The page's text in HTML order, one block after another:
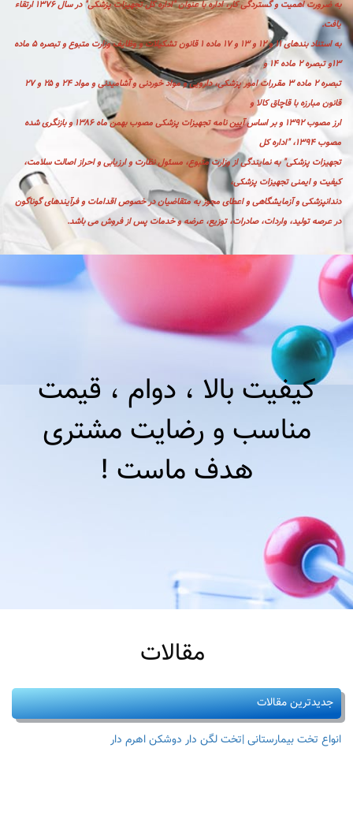
به ضرورت اهمیت و گستردگی کار، اداره با عنوان "اداره کل تجهیزات پزشکی" در سال ۱۳۷۶ ارتقاء
یافت.
به استناد بندهای ۱۱ و ۱۲ و ۱۳ و ۱۷ ماده ۱ قانون تشکیلات و وظایف وزارت متبوع و تبصره ۵ ماده
۱۳و تبصره ۲ ماده ۱۴ و
تبصره ۲ ماده ۳ مقررات امور پزشکی، دارویی و مواد خوردنی و آشامیدنی و مواد ۲۴ و ۲۵ و ۲۷
قانون مبارزه با قاچاق کالا و
ارز مصوب ۱۳۹۲ و بر اساس آیین نامه تجهیزات پزشکی مصوب بهمن ماه ۱۳۸۶ و بازنگری شده
مصوب ۱۳۹۴، "اداره کل
تجهیزات پزشکی" به نمایندگی از وزارت متبوع، مسئول نظارت و ارزیابی و احراز اصالت سلامت،
کیفیت و ایمنی تجهیزات پزشکی،
دندانپزشکی و آزمایشگاهی و اعطای مجوز به متقاضیان در خصوص اقدامات و فرآیندهای گوناگون
در عرصه تولید، واردات، صادرات، توزیع، عرضه و خدمات پس از فروش می باشد.
کیفیت بالا ، دوام ، قیمت
مناسب و رضایت مشتری
هدف ماست !
مقالات
جدیدترین مقالات
انواع تخت بیمارستانی |تخت لگن دار دوشکن اهرم دار